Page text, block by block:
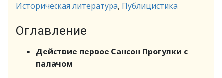
Историческая литература, Публицистика
Оглавление
Действие первое Сансон Прогулки с
палачом